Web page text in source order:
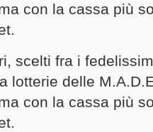
con la cassa più
scelti fra i
lotterie delle
con la cassa più